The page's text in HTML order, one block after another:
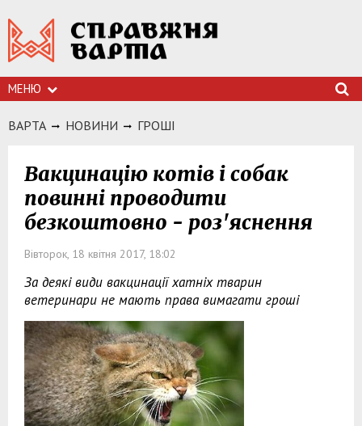
МЕНЮ
ВАРТА НОВИНИ ГРОШI
Вакцинацію котів і собак
повинні проводити
безкоштовно - роз'яснення
Вівторок, 18 квітня 2017, 18:02
За деякі види вакцинації хатніх тварин
ветеринари не мають права вимагати гроші